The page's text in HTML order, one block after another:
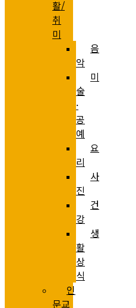
활/
취
미
음
악
미
술
·
공
예
요
리
사
진
건
강
생
활
상
식
인
문교